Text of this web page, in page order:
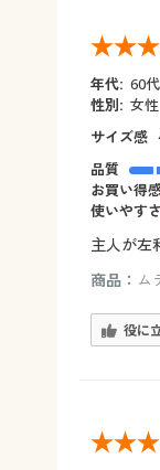
年代: 60代
性別: 女性
サイズ感
品質
お買い得
使いやすさ
主人が左
商品： ム
役に